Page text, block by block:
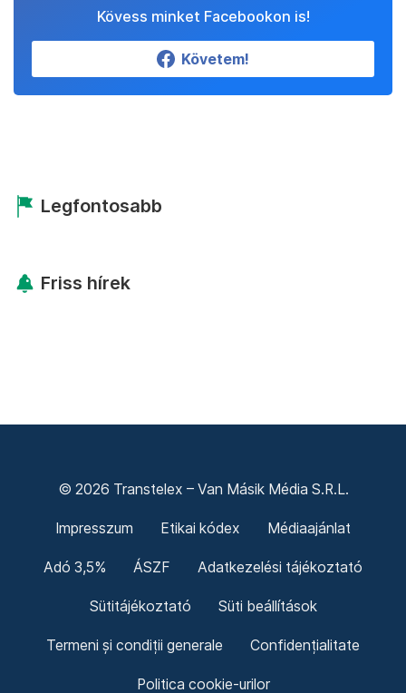
Kövess minket Facebookon is!
Követem!
Legfontosabb
Friss hírek
© 2026 Transtelex – Van Másik Média S.R.L.
Impresszum Etikai kódex Médiaajánlat
Adó 3,5% ÁSZF Adatkezelési tájékoztató
Sütitájékoztató Süti beállítások
Termeni și condiții generale Confidențialitate
Politica cookie-urilor